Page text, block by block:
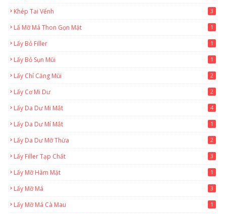
Khép Tai Vểnh 3
Lấ Mỡ Má Thon Gọn Mặt 1
Lấy Bỏ Filler 1
Lấy Bỏ Sụn Mũi 1
Lấy Chỉ Căng Mũi 2
Lấy Cơ Mi Dư 2
Lấy Da Dư Mi Mắt 4
Lấy Da Dư Mí Mắt 1
Lấy Da Dư Mỡ Thừa 2
Lấy Filler Tạp Chất 3
Lấy Mỡ Hàm Mặt 1
Lấy Mỡ Má 3
Lấy Mỡ Má Cà Mau 1